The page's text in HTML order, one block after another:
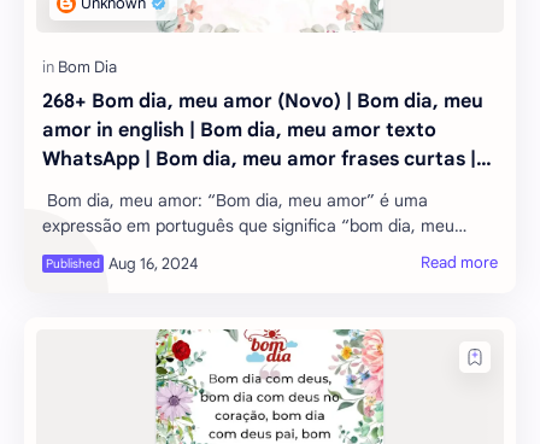
268+ Bom dia, meu amor (Novo) | Bom dia, meu
amor in english | Bom dia, meu amor texto
WhatsApp | Bom dia, meu amor frases curtas |
excellent Bom dia, meu amor emoji | Bom dia,
meu amor GIF
Bom dia, meu amor: “Bom dia, meu amor” é uma
expressão em português que significa “bom dia, meu
amor” em inglês. Neste artigo, exploremos o significado e
o poder por trás dessas palavras am